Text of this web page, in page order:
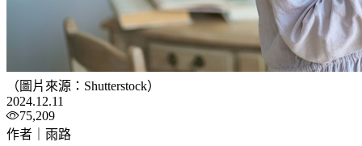
（圖片來源：Shutterstock）
2024.12.11
75,209
作者｜雨路